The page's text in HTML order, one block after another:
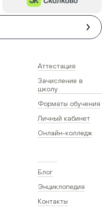
Аттестация
Зачисление в
школу
Форматы обучения
Личный кабинет
Онлайн-колледж
Блог
Энциклопедия
Контакты